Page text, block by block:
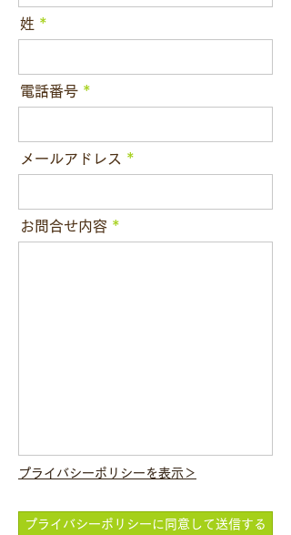
姓
電話番号
メールアドレス
お問合せ内容
プライバシーポリシーを表示＞
プライバシーポリシーに同意して送信する